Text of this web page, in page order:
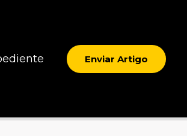
Enviar Artigo